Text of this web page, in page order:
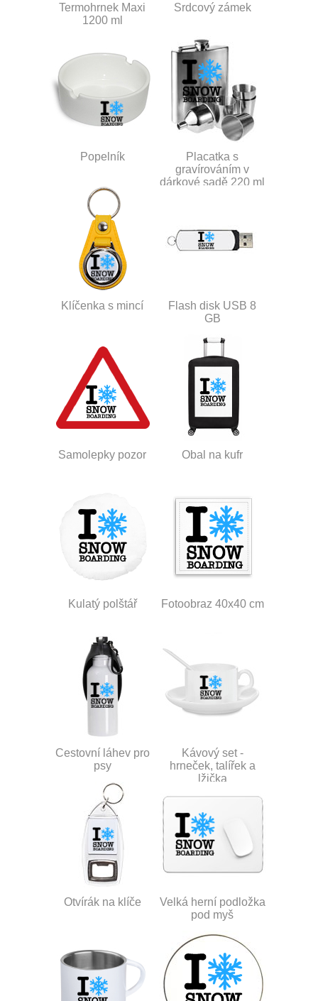
Termohrnek Maxi
1200 ml
Srdcový zámek
Popelník
Placatka s
gravírováním v
dárkové sadě 220 ml
Klíčenka s mincí
Flash disk USB 8
GB
Samolepky pozor Obal na kufr
Kulatý polštář Fotoobraz 40x40 cm
Cestovní láhev pro
psy
Kávový set -
hrneček, talířek a
lžička
Otvírák na klíče
Velká herní podložka
pod myš